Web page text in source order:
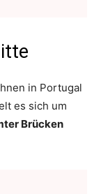
in Portugal
es sich um
Brücken